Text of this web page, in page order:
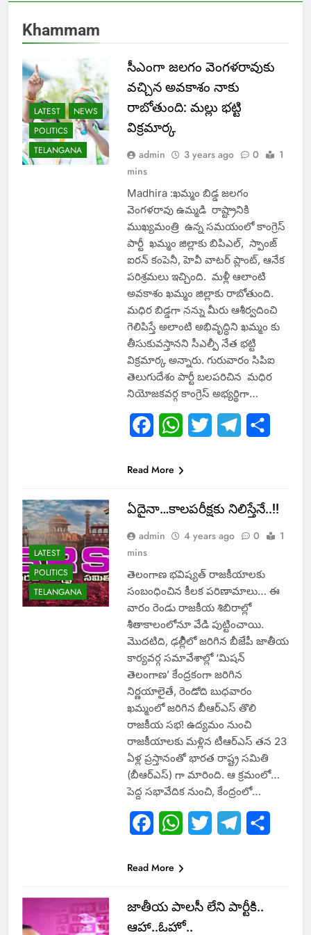
Khammam
LATEST
NEWS
POLITICS
TELANGANA
సీఎంగా జలగం వెంగళరావుకు
వచ్చిన అవకాశం నాకు
రాబోతుంది: మల్లు భట్టి
విక్రమార్క
admin 3 years ago 0
1
mins
Madhira :ఖమ్మం బిడ్డ జలగం
వెంగళరావు ఉమ్మడి రాష్ట్రానికి
ముఖ్యమంత్రి ఉన్న సమయంలో కాంగ్రెస్
పార్టీ ఖమ్మం జిల్లాకు బిపిఎల్, స్పాంజ్
ఐరన్ కంపెనీ, హెవీ వాటర్ ప్లాంట్, ఆనేక
పరిశ్రమలు ఇచ్చింది. మళ్లీ ఆలాంటి
అవకాశం ఖమ్మం జిల్లాకు రాబోతుంది.
మధిర బిడ్డగా నన్ను మీరు ఆశీర్వదించి
గెలిపిస్తే అలాంటి అభివృద్ధిని ఖమ్మం కు
తీసుకువస్తానని సీఎల్పీ నేత భట్టి
విక్రమార్క అన్నారు. గురువారం సిపిఐ
తెలుగుదేశం పార్టీ బలపరిచిన మధిర
నియోజకవర్గ కాంగ్రెస్ అభ్యర్థిగా…
FacebookWhatsApp
Twitter Telegram
Read More
LATEST
POLITICS
TELANGANA
ఏదైనా…కాలపరీక్షకు నిలిస్తేనే..!!
admin 4 years ago 0
1
mins
తెలంగాణ భవిష్యత్‌ రాజకీయాలకు
సంబంధించిన కీలక పరిణామాలు… ఈ
వారం రెండు రాజకీయ శిబిరాల్లో
శీతాకాలంలోనూ వేడి పుట్టించాయి.
మొదటిది, ఢల్లీిలో జరిగిన బీజేపీ జాతీయ
కార్యవర్గ సమావేశాల్లో ‘మిషన్‌
తెలంగాణ’ కేంద్రకంగా జరిగిన
నిర్ణయాలైతే, రెండోది బుధవారం
ఖమ్మంలో జరిగిన బీఆర్‌ఎస్‌ తొలి
రాజకీయ సభ! ఉద్యమం నుంచి
రాజకీయాలకు మళ్లిన టీఆర్‌ఎస్‌ తన 23
ఏళ్ల ప్రస్తానంతో భారత రాష్ట్ర సమితి
(బీఆర్‌ఎస్‌) గా మారింది. ఆ క్రమంలో…
పెద్ద సభావేదిక నుంచి, కేంద్రంలో…
FacebookWhatsApp
Twitter Telegram
Read More
జాతీయ పాలసీ లేని పార్టీకి..
ఆహా..ఓహో..